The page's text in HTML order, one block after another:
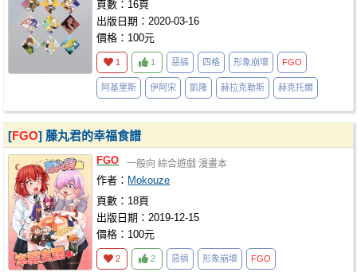
頁數：16頁
出版日期：2020-03-16
價格：100元
1 1 惡搞 四格 形象崩壞 FGO
阿基里斯 伊阿宋 凱隆 赫拉克勒斯 赫克托爾
[FGO] 藤丸君的幸福食譜
FGO 一般向 綜合遊戲 漫畫本
作者： Mokouze
頁數：18頁
出版日期：2019-12-15
價格：100元
2 2 惡搞 形象崩壞 FGO